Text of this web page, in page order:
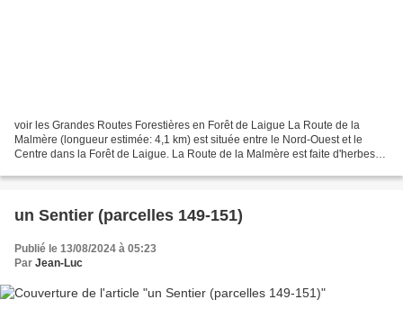
voir les Grandes Routes Forestières en Forêt de Laigue La Route de la
Malmère (longueur estimée: 4,1 km) est située entre le Nord-Ouest et le
Centre dans la Forêt de Laigue. La Route de la Malmère est faite d'herbes
un Sentier (parcelles 149-151)
Publié le 13/08/2024 à 05:23
Par Jean-Luc